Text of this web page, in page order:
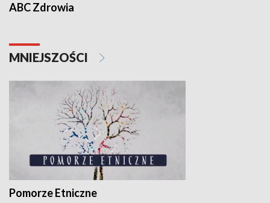
ABC Zdrowia
MNIEJSZOŚCI
Pomorze Etniczne